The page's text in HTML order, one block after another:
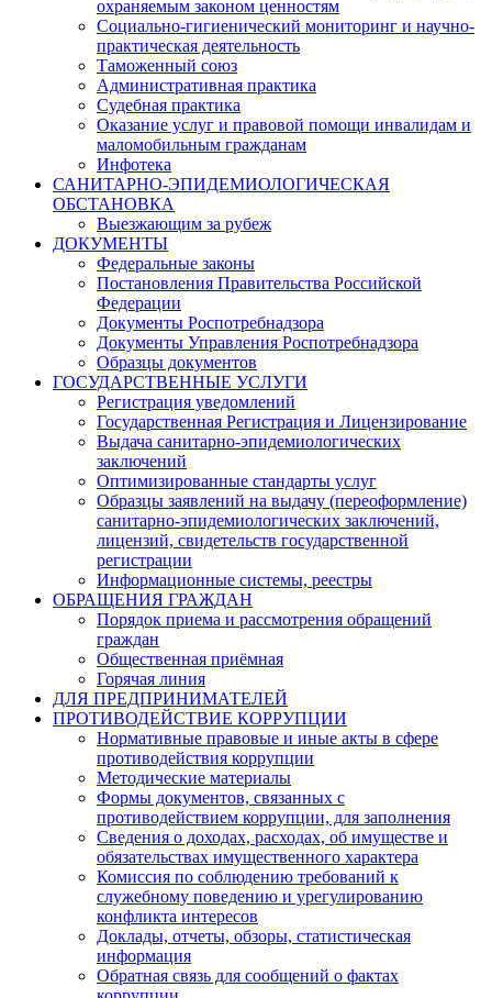
охраняемым законом ценностям
Социально-гигиенический мониторинг и научно-
практическая деятельность
Таможенный союз
Административная практика
Судебная практика
Оказание услуг и правовой помощи инвалидам и
маломобильным гражданам
Инфотека
САНИТАРНО-ЭПИДЕМИОЛОГИЧЕСКАЯ
ОБСТАНОВКА
Выезжающим за рубеж
ДОКУМЕНТЫ
Федеральные законы
Постановления Правительства Российской
Федерации
Документы Роспотребнадзора
Документы Управления Роспотребнадзора
Образцы документов
ГОСУДАРСТВЕННЫЕ УСЛУГИ
Регистрация уведомлений
Государственная Регистрация и Лицензирование
Выдача санитарно-эпидемиологических
заключений
Оптимизированные стандарты услуг
Образцы заявлений на выдачу (переоформление)
санитарно-эпидемиологических заключений,
лицензий, свидетельств государственной
регистрации
Информационные системы, реестры
ОБРАЩЕНИЯ ГРАЖДАН
Порядок приема и рассмотрения обращений
граждан
Общественная приёмная
Горячая линия
ДЛЯ ПРЕДПРИНИМАТЕЛЕЙ
ПРОТИВОДЕЙСТВИЕ КОРРУПЦИИ
Нормативные правовые и иные акты в сфере
противодействия коррупции
Методические материалы
Формы документов, связанных с
противодействием коррупции, для заполнения
Сведения о доходах, расходах, об имуществе и
обязательствах имущественного характера
Комиссия по соблюдению требований к
служебному поведению и урегулированию
конфликта интересов
Доклады, отчеты, обзоры, статистическая
информация
Обратная связь для сообщений о фактах